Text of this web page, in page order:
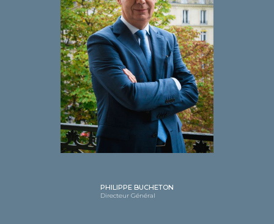
PHILIPPE BUCHETON
Directeur Général